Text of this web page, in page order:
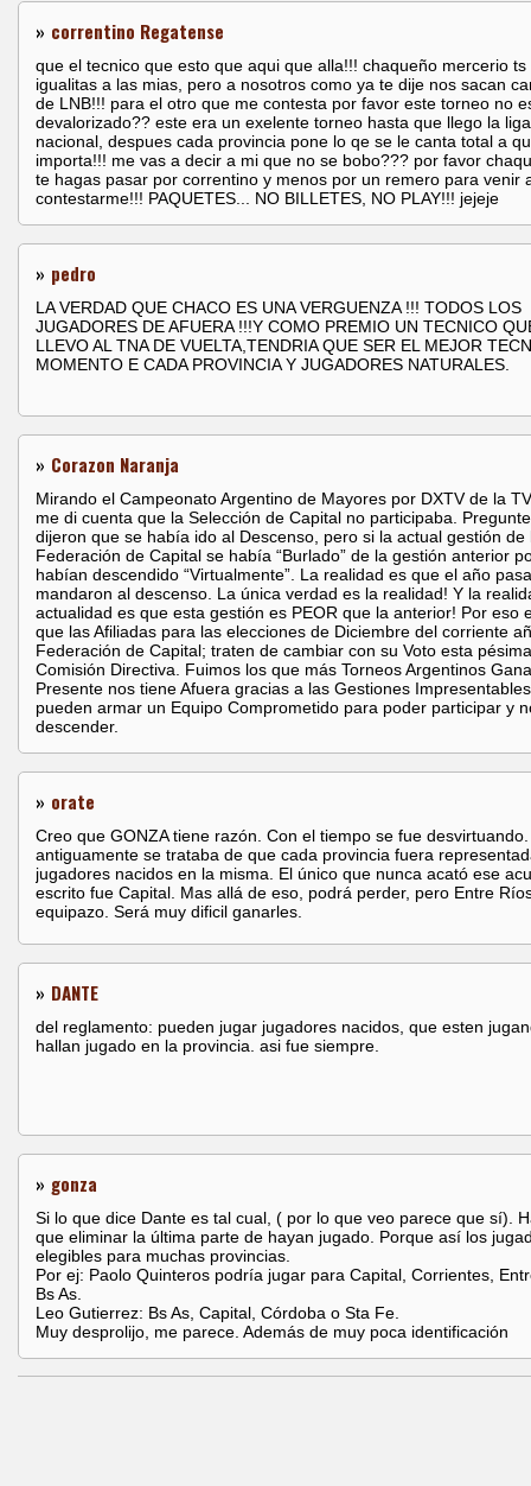
» correntino Regatense
que el tecnico que esto que aqui que alla!!! chaqueño mercerio ts
igualitas a las mias, pero a nosotros como ya te dije nos sacan
de LNB!!! para el otro que me contesta por favor este torneo no
devalorizado?? este era un exelente torneo hasta que llego la liga
nacional, despues cada provincia pone lo qe se le canta total a
importa!!! me vas a decir a mi que no se bobo??? por favor
te hagas pasar por correntino y menos por un remero para venir
contestarme!!! PAQUETES... NO BILLETES, NO PLAY!!! jejeje
» pedro
LA VERDAD QUE CHACO ES UNA VERGUENZA !!! TODOS LOS
JUGADORES DE AFUERA !!!Y COMO PREMIO UN TECNICO
LLEVO AL TNA DE VUELTA,TENDRIA QUE SER EL MEJOR
MOMENTO E CADA PROVINCIA Y JUGADORES NATURALES.
» Corazon Naranja
Mirando el Campeonato Argentino de Mayores por DXTV de la
me di cuenta que la Selección de Capital no participaba.
dijeron que se había ido al Descenso, pero si la actual gestión de
Federación de Capital se había “Burlado” de la gestión anterior
habían descendido “Virtualmente”. La realidad es que el año
mandaron al descenso. La única verdad es la realidad! Y la
actualidad es que esta gestión es PEOR que la anterior! Por eso
que las Afiliadas para las elecciones de Diciembre del corriente
Federación de Capital; traten de cambiar con su Voto esta pésima
Comisión Directiva. Fuimos los que más Torneos Argentinos
Presente nos tiene Afuera gracias a las Gestiones
pueden armar un Equipo Comprometido para poder participar y
descender.
» orate
Creo que GONZA tiene razón. Con el tiempo se fue
antiguamente se trataba de que cada provincia fuera
jugadores nacidos en la misma. El único que nunca acató ese
escrito fue Capital. Mas allá de eso, podrá perder, pero Entre
equipazo. Será muy dificil ganarles.
» DANTE
del reglamento: pueden jugar jugadores nacidos, que esten
hallan jugado en la provincia. asi fue siempre.
» gonza
Si lo que dice Dante es tal cual, ( por lo que veo parece que sí).
que eliminar la última parte de hayan jugado. Porque así los
elegibles para muchas provincias.
Por ej: Paolo Quinteros podría jugar para Capital, Corrientes,
Bs As.
Leo Gutierrez: Bs As, Capital, Córdoba o Sta Fe.
Muy desprolijo, me parece. Además de muy poca identificación